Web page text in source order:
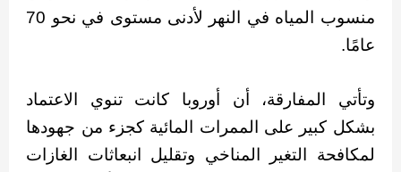
منسوب المياه في النهر لأدنى مستوى في نحو 70
عامًا.
وتأتي المفارقة، أن أوروبا كانت تنوي الاعتماد
بشكل كبير على الممرات المائية كجزء من جهودها
لمكافحة التغير المناخي وتقليل انبعاثات الغازات